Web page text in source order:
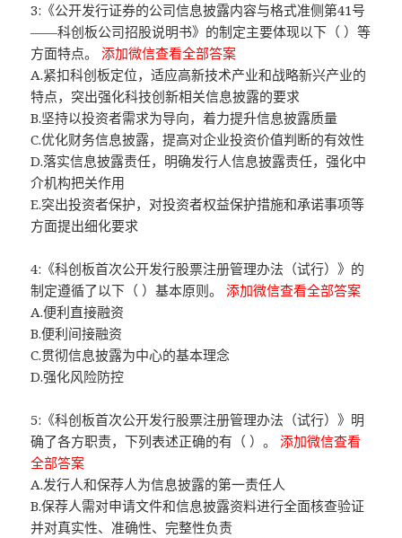
3:《公开发行证券的公司信息披露内容与格式准侧第41号
——科创板公司招股说明书》的制定主要体现以下（ ）等
方面特点。添加微信查看全部答案
A.紧扣科创板定位，适应高新技术产业和战略新兴产业的
特点，突出强化科技创新相关信息披露的要求
B.坚持以投资者需求为导向，着力提升信息披露质量
C.优化财务信息披露，提高对企业投资价值判断的有效性
D.落实信息披露责任，明确发行人信息披露责任，强化中
介机构把关作用
E.突出投资者保护，对投资者权益保护措施和承诺事项等
方面提出细化要求
4:《科创板首次公开发行股票注册管理办法（试行）》的
制定遵循了以下（ ）基本原则。添加微信查看全部答案
A.便利直接融资
B.便利间接融资
C.贯彻信息披露为中心的基本理念
D.强化风险防控
5:《科创板首次公开发行股票注册管理办法（试行）》明
确了各方职责，下列表述正确的有（ ）。添加微信查看
全部答案
A.发行人和保荐人为信息披露的第一责任人
B.保荐人需对申请文件和信息披露资料进行全面核查验证
并对真实性、准确性、完整性负责